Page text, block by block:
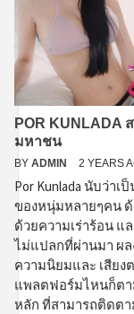
POR KUNLADA
มหาชน
BY ADMIN 2 YEARS
Por Kunlada นับว่า
ของหนุ่มหลายๆคน
ด้วยความเร่าร้อน
ไม่แปลกที่ผ่านมา ผ
ความนิยมและ เสียง
แพลตฟอร์มไหนก็ตา
หลัก ที่สามารถติดต